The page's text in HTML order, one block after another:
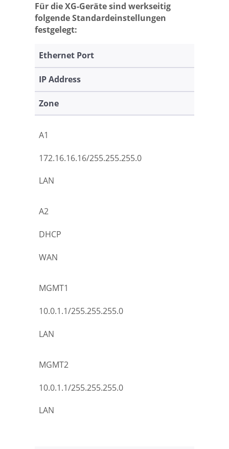
Für die XG-Geräte sind werkseitig
folgende Standardeinstellungen
festgelegt:
Ethernet Port
IP Address
Zone
A1
172.16.16.16/255.255.255.0
LAN
A2
DHCP
WAN
MGMT1
10.0.1.1/255.255.255.0
LAN
MGMT2
10.0.1.1/255.255.255.0
LAN